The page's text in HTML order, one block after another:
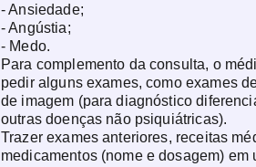
- Ansiedade;
- Angústia;
- Medo.
Para complemento da consulta, o
pedir alguns exames, como exames
de imagem (para diagnóstico
outras doenças não psiquiátricas).
Trazer exames anteriores, receitas
medicamentos (nome e dosagem) em